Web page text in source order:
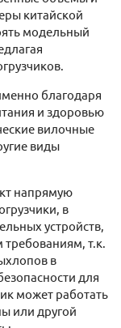
китайской
модельный
благодаря
и здоровью
вилочные
виды
напрямую
в
устройств,
требованиям, т.к.
в
для
может работать
или другой